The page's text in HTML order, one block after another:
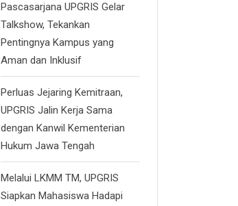
Pascasarjana UPGRIS Gelar
Talkshow, Tekankan
Pentingnya Kampus yang
Aman dan Inklusif
Perluas Jejaring Kemitraan,
UPGRIS Jalin Kerja Sama
dengan Kanwil Kementerian
Hukum Jawa Tengah
Melalui LKMM TM, UPGRIS
Siapkan Mahasiswa Hadapi